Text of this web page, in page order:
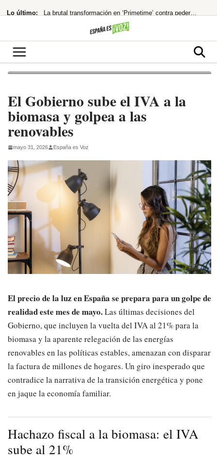
al Lo último: La brutal transformación en ‘Primetime’ contra pederastas
168 muertos en Hong Kong por un descuido mortal
¡Bomba económica! España, 4ª potencia de la UE
El Gobierno sube el IVA a la
biomasa y golpea a las
renovables
mayo 31, 2026 España es Voz
El precio de la luz en España se prepara para un golpe de
realidad este mes de mayo.Las últimas decisiones del
Gobierno, que incluyen la vuelta del IVA al 21% para la
biomasa y la aparente relegación de las energías
renovables en las políticas estables, amenazan con disparar
la factura de millones de hogares. Un giro inesperado que
contradice la narrativa de la transición energética y pone
en jaque la economía familiar.
Hachazo fiscal a la biomasa: el IVA
sube al 21%